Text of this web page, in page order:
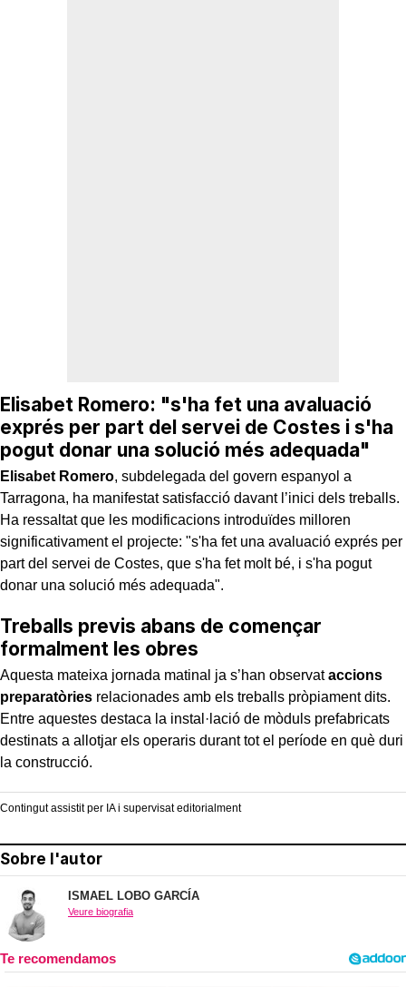
Elisabet Romero: "s'ha fet una avaluació
exprés per part del servei de Costes i s'ha
pogut donar una solució més adequada"
Elisabet Romero, subdelegada del govern espanyol a
Tarragona, ha manifestat satisfacció davant l’inici dels treballs.
Ha ressaltat que les modificacions introduïdes milloren
significativament el projecte: "s'ha fet una avaluació exprés per
part del servei de Costes, que s'ha fet molt bé, i s'ha pogut
donar una solució més adequada".
Treballs previs abans de començar
formalment les obres
Aquesta mateixa jornada matinal ja s’han observataccions
preparatòries relacionades amb els treballs pròpiament dits.
Entre aquestes destaca la instal·lació de mòduls prefabricats
destinats a allotjar els operaris durant tot el període en què duri
la construcció.
Contingut assistit per IA i supervisat editorialment
Sobre l'autor
ISMAEL LOBO GARCÍA
Veure biografia